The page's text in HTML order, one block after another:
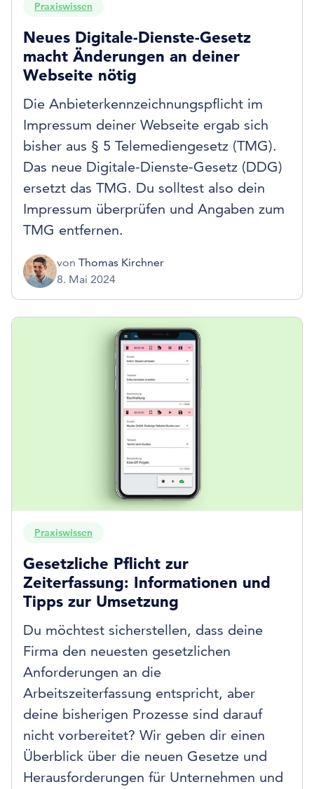
Praxiswissen
Neues Digitale-Dienste-Gesetz
macht Änderungen an deiner
Webseite nötig
Die Anbieterkennzeichnungspflicht im
Impressum deiner Webseite ergab sich
bisher aus § 5 Telemediengesetz (TMG).
Das neue Digitale-Dienste-Gesetz (DDG)
ersetzt das TMG. Du solltest also dein
Impressum überprüfen und Angaben zum
TMG entfernen.
von Thomas Kirchner
8. Mai 2024
Praxiswissen
Gesetzliche Pflicht zur
Zeiterfassung: Informationen und
Tipps zur Umsetzung
Du möchtest sicherstellen, dass deine
Firma den neuesten gesetzlichen
Anforderungen an die
Arbeitszeiterfassung entspricht, aber
deine bisherigen Prozesse sind darauf
nicht vorbereitet? Wir geben dir einen
Überblick über die neuen Gesetze und
Herausforderungen für Unternehmen und